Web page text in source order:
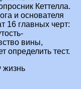
Кеттелла.
и основателя
16 главных черт:
вины,
определить тест.
жизнь